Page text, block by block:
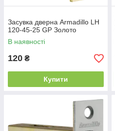
Засувка дверна Armadillo LH
120-45-25 GP Золото
В наявності
120 ₴
Купити